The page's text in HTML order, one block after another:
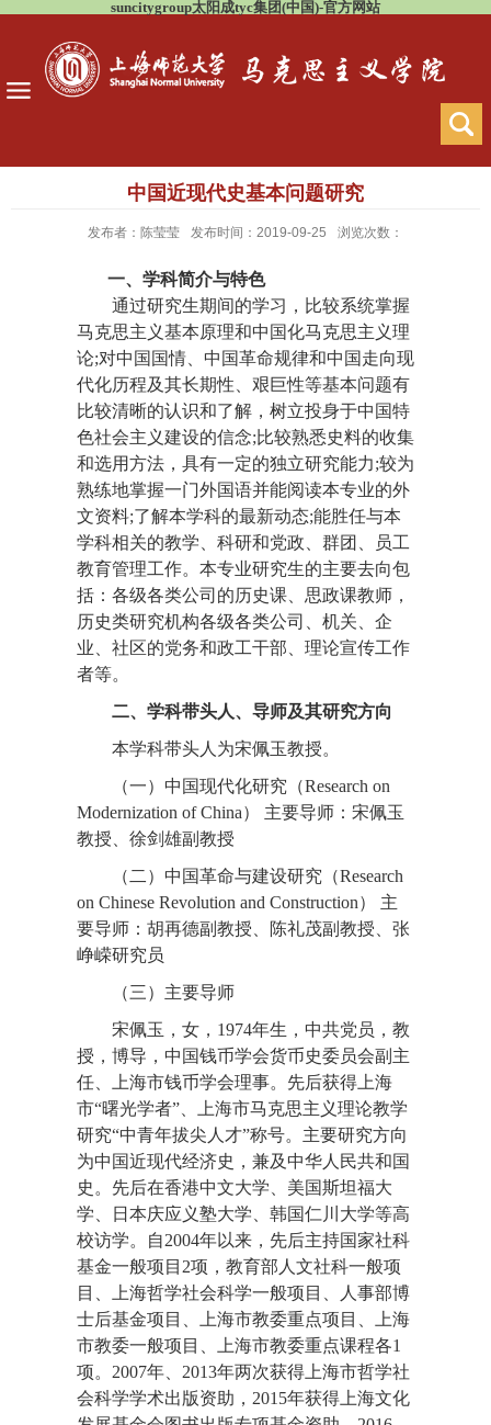
suncitygroup太阳成tyc集团(中国)-官方网站
中国近现代史基本问题研究
发布者：陈莹莹 发布时间：2019-09-25 浏览次数：
一、学科简介与特色
通过研究生期间的学习，比较系统掌握
马克思主义基本原理和中国化马克思主义理
论;对中国国情、中国革命规律和中国走向现
代化历程及其长期性、艰巨性等基本问题有
比较清晰的认识和了解，树立投身于中国特
色社会主义建设的信念;比较熟悉史料的收集
和选用方法，具有一定的独立研究能力;较为
熟练地掌握一门外国语并能阅读本专业的外
文资料;了解本学科的最新动态;能胜任与本
学科相关的教学、科研和党政、群团、员工
教育管理工作。本专业研究生的主要去向包
括：各级各类公司的历史课、思政课教师，
历史类研究机构各级各类公司、机关、企
业、社区的党务和政工干部、理论宣传工作
者等。
二、学科带头人、导师及其研究方向
本学科带头人为宋佩玉教授。
（一）中国现代化研究（Research on
Modernization of China） 主要导师：宋佩玉
教授、徐剑雄副教授
（二）中国革命与建设研究（Research
on Chinese Revolution and Construction） 主
要导师：胡再德副教授、陈礼茂副教授、张
峥嵘研究员
（三）主要导师
宋佩玉，女，1974年生，中共党员，教
授，博导，中国钱币学会货币史委员会副主
任、上海市钱币学会理事。先后获得上海
市“曙光学者”、上海市马克思主义理论教学
研究“中青年拔尖人才”称号。主要研究方向
为中国近现代经济史，兼及中华人民共和国
史。先后在香港中文大学、美国斯坦福大
学、日本庆应义塾大学、韩国仁川大学等高
校访学。自2004年以来，先后主持国家社科
基金一般项目2项，教育部人文社科一般项
目、上海哲学社会科学一般项目、人事部博
士后基金项目、上海市教委重点项目、上海
市教委一般项目、上海市教委重点课程各1
项。2007年、2013年两次获得上海市哲学社
会科学学术出版资助，2015年获得上海文化